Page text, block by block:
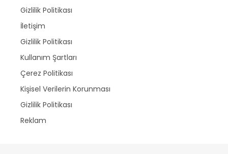
Gizlilik Politikası
İletişim
Gizlilik Politikası
Kullanım Şartları
Çerez Politikası
Kişisel Verilerin Korunması
Gizlilik Politikası
Reklam